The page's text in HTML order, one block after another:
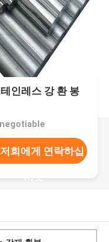
인레스 강 환 봉
negotiable
저희에게 연락하십
시오